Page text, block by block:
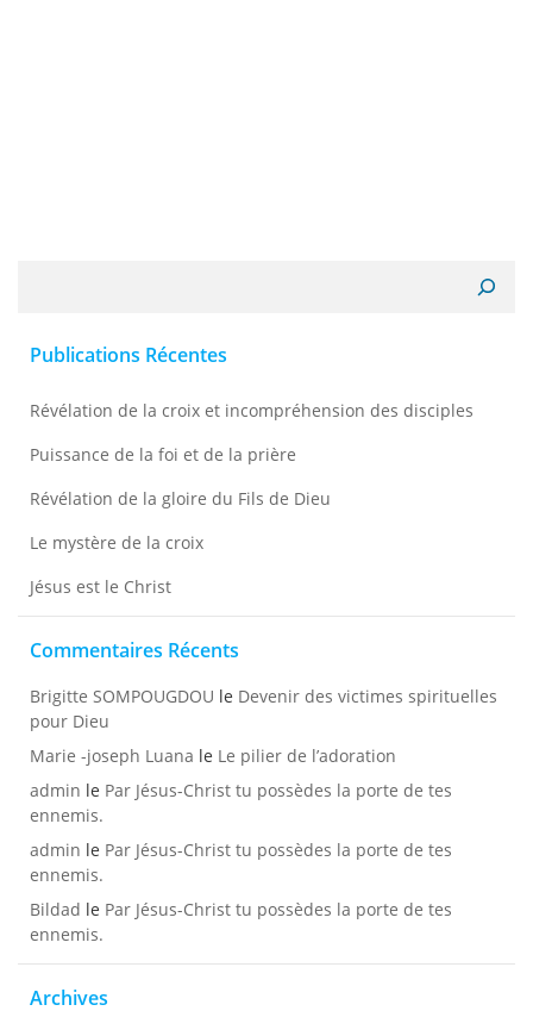
Publications Récentes
Révélation de la croix et incompréhension des disciples
Puissance de la foi et de la prière
Révélation de la gloire du Fils de Dieu
Le mystère de la croix
Jésus est le Christ
Commentaires Récents
Brigitte SOMPOUGDOU le Devenir des victimes spirituelles
pour Dieu
Marie -joseph Luana le Le pilier de l’adoration
admin le Par Jésus-Christ tu possèdes la porte de tes
ennemis.
admin le Par Jésus-Christ tu possèdes la porte de tes
ennemis.
Bildad le Par Jésus-Christ tu possèdes la porte de tes
ennemis.
Archives